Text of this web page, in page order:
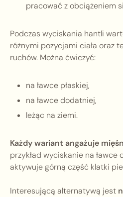
pracować z obciążeniem
Podczas wyciskania hantli
różnymi pozycjami ciała oraz
ruchów. Można ćwiczyć:
na ławce płaskiej,
na ławce dodatniej,
leżąc na ziemi.
Każdy wariant angażuje
przykład wyciskanie na
aktywuje górną część klatki
Interesującą alternatywą jest